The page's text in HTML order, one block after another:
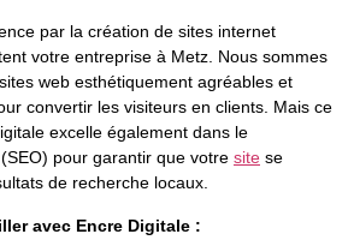
par la création de sites internet
votre entreprise à Metz. Nous sommes
web esthétiquement agréables et
convertir les visiteurs en clients. Mais ce
excelle également dans le
pour garantir que votre site se
de recherche locaux.
avec Encre Digitale :